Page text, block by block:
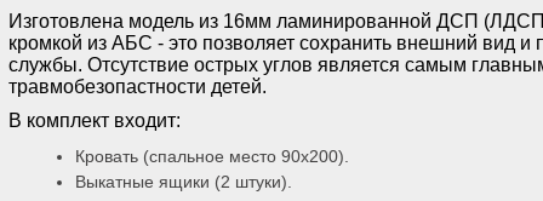
Изготовлена модель из 16мм ламинированной ДСП
кромкой из АБС - это позволяет сохранить внешний вид и
службы. Отсутствие острых углов является самым
травмобезопастности детей.
В комплект входит:
Кровать (спальное место 90х200).
Выкатные ящики (2 штуки).